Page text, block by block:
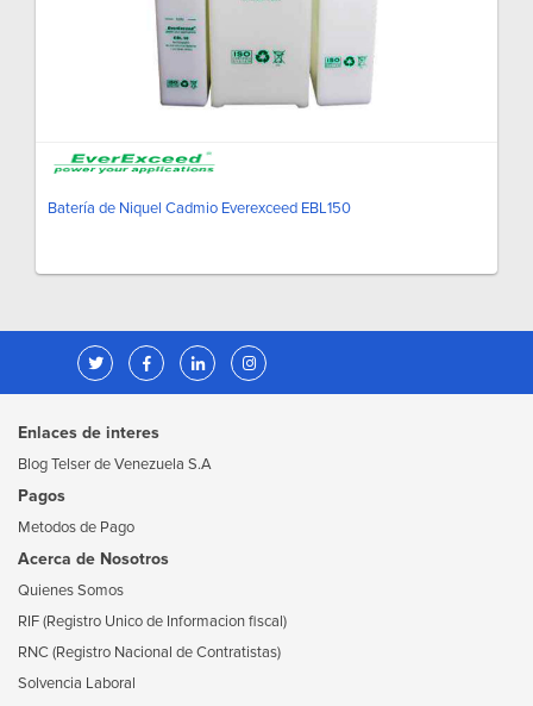
Batería de Niquel Cadmio Everexceed EBL150
Enlaces de interes
Blog Telser de Venezuela S.A
Pagos
Metodos de Pago
Acerca de Nosotros
Quienes Somos
RIF (Registro Unico de Informacion fiscal)
RNC (Registro Nacional de Contratistas)
Solvencia Laboral